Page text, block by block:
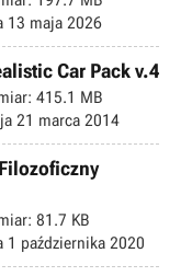
13 maja 2026
Car Pack v.4
415.1 MB
21 marca 2014
81.7 KB
1 października 2020